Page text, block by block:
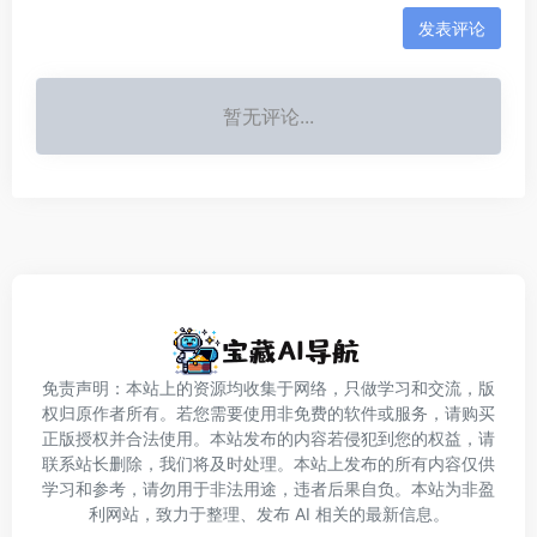
发表评论
暂无评论...
免责声明：本站上的资源均收集于网络，只做学习和交流，版
权归原作者所有。若您需要使用非免费的软件或服务，请购买
正版授权并合法使用。本站发布的内容若侵犯到您的权益，请
联系站长删除，我们将及时处理。本站上发布的所有内容仅供
学习和参考，请勿用于非法用途，违者后果自负。本站为非盈
利网站，致力于整理、发布 AI 相关的最新信息。